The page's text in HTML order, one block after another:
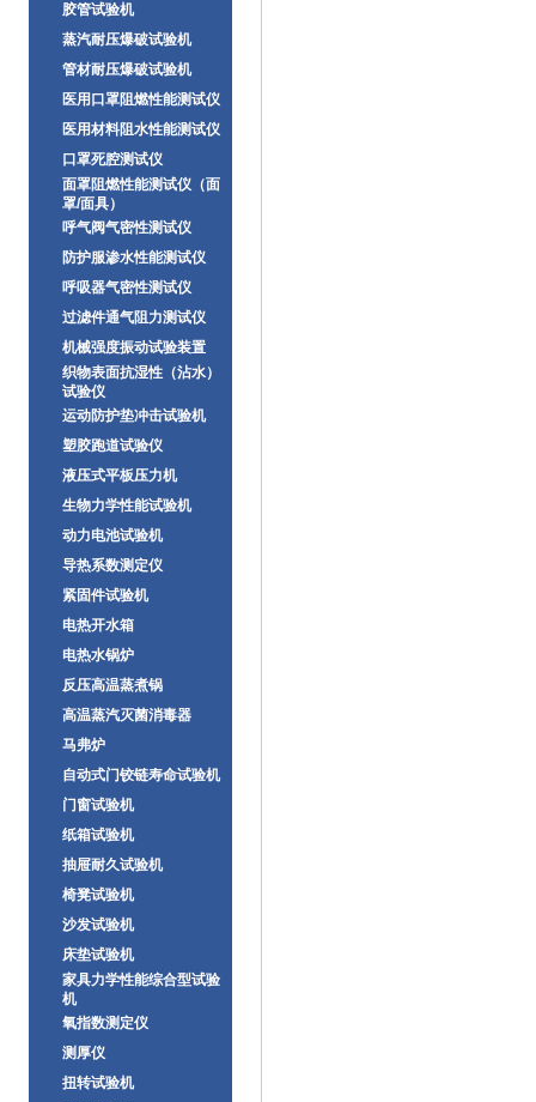
胶管试验机
蒸汽耐压爆破试验机
管材耐压爆破试验机
医用口罩阻燃性能测试仪
医用材料阻水性能测试仪
口罩死腔测试仪
面罩阻燃性能测试仪（面
罩/面具）
呼气阀气密性测试仪
防护服渗水性能测试仪
呼吸器气密性测试仪
过滤件通气阻力测试仪
机械强度振动试验装置
织物表面抗湿性（沾水）
试验仪
运动防护垫冲击试验机
塑胶跑道试验仪
液压式平板压力机
生物力学性能试验机
动力电池试验机
导热系数测定仪
紧固件试验机
电热开水箱
电热水锅炉
反压高温蒸煮锅
高温蒸汽灭菌消毒器
马弗炉
自动式门铰链寿命试验机
门窗试验机
纸箱试验机
抽屉耐久试验机
椅凳试验机
沙发试验机
床垫试验机
家具力学性能综合型试验
机
氧指数测定仪
测厚仪
扭转试验机